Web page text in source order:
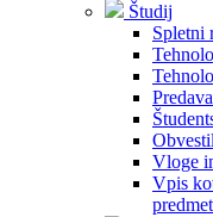
Študij
Spletni
Vloge
Vpis